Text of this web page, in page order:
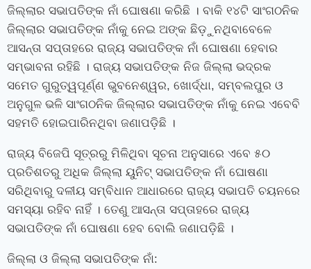
ଜିଲ୍ଲାର ସଭାପତିଙ୍କ ନାଁ ଘୋଷଣା କରିଛି । ବାକି ୧୪ଟି ସାଂଗଠନିକ
ଜିଲ୍ଲାର ସଭାପତିଙ୍କ ନାଁକୁ ନେଇ ଅଙ୍କ ଛିଡ଼ୁନଥିବାବେଳେ
ଆସନ୍ତା ସପ୍ତାହରେ ରାଜ୍ୟ ସଭାପତିଙ୍କ ନାଁ ଘୋଷଣା ହେବାର
ସମ୍ଭାବନା ରହିଛି । ରାଜ୍ୟ ସଭାପତିଙ୍କ ନିଜ ଜିଲ୍ଲା ଭଦ୍ରକ
ସମେତ ଗୁରୁତ୍ୱପୂର୍ଣ୍ଣ ଭୁବନେଶ୍ୱର, ଖୋର୍ଦ୍ଧା, ସମ୍ବଲପୁର ଓ
ଅନୁଗୁଳ ଭଳି ସାଂଗଠନିକ ଜିଲ୍ଲାର ସଭାପତିଙ୍କ ନାଁକୁ ନେଇ ଏବେବି
ସହମତି ହୋଇପାରିନଥିବା ଜଣାପଡ଼ିଛି ।
ରାଜ୍ୟ ବିଜେପି ସୂତ୍ରରୁ ମିଳିଥିବା ସୂଚନା ଅନୁସାରେ ଏବେ ୫୦
ପ୍ରତିଶତରୁ ଅଧିକ ଜିଲ୍ଲା ୟୁନିଟ୍ ସଭାପତିଙ୍କ ନାଁ ଘୋଷଣା
ସରିଥିବାରୁ ଦଳୀୟ ସମ୍ବିଧାନ ଆଧାରରେ ରାଜ୍ୟ ସଭାପତି ଚୟନରେ
ସମସ୍ୟା ରହିବ ନାହିଁ । ତେଣୁ ଆସନ୍ତା ସପ୍ତାହରେ ରାଜ୍ୟ
ସଭାପତିଙ୍କ ନାଁ ଘୋଷଣା ହେବ ବୋଲି ଜଣାପଡ଼ିଛି ।
ଜିଲ୍ଲା ଓ ଜିଲ୍ଲା ସଭାପତିଙ୍କ ନାଁ: